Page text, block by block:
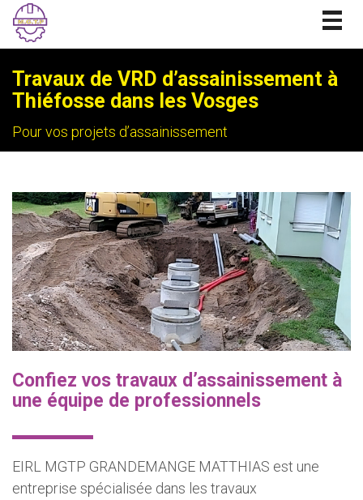
Travaux de VRD d’assainissement à
Thiéfosse dans les Vosges
Pour vos projets d’assainissement
Confiez vos travaux d’assainissement à
une équipe de professionnels
EIRL MGTP GRANDEMANGE MATTHIAS est une
entreprise spécialisée dans les travaux